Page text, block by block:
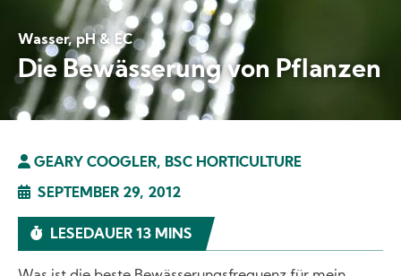
Wasser, pH & EC
Die Bewässerung von Pflanzen
GEARY COOGLER, BSC HORTICULTURE
SEPTEMBER 29, 2012
LESEDAUER 13 MINS